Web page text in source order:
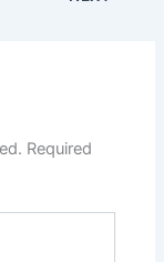
Required